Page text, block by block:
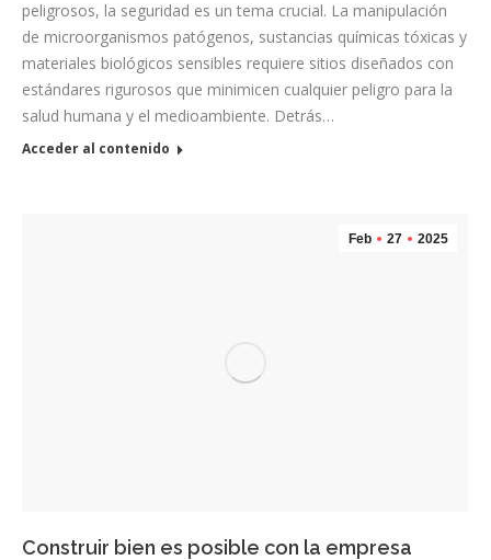
peligrosos, la seguridad es un tema crucial. La manipulación
de microorganismos patógenos, sustancias químicas tóxicas y
materiales biológicos sensibles requiere sitios diseñados con
estándares rigurosos que minimicen cualquier peligro para la
salud humana y el medioambiente. Detrás…
Acceder al contenido
Feb 27 2025
Construir bien es posible con la empresa